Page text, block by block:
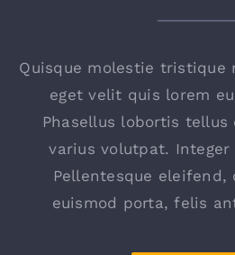
Quisque molestie tristique
eget velit quis lorem
Phasellus lobortis tellus
varius volutpat. Integer
Pellentesque eleifend,
euismod porta, felis